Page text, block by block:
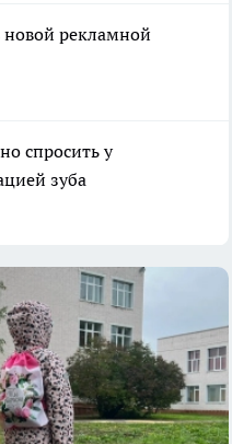
новой рекламной
спросить у
зуба